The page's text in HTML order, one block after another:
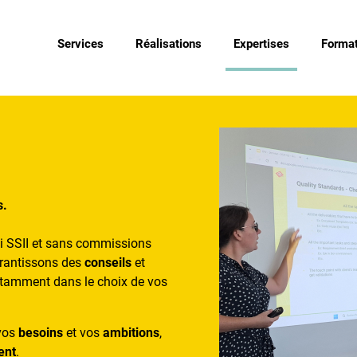
Services Réalisations Expertises
et sans commissions
des conseilset
dans le choix de vos
besoinset vos ambitions,
.